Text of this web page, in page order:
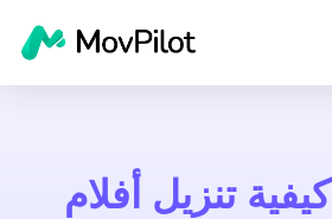
كيفية تنزيل أفلام Disney